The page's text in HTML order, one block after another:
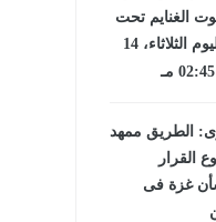
الغنايم تحت
قبة البرلماناليوم الثلاثاء، 14